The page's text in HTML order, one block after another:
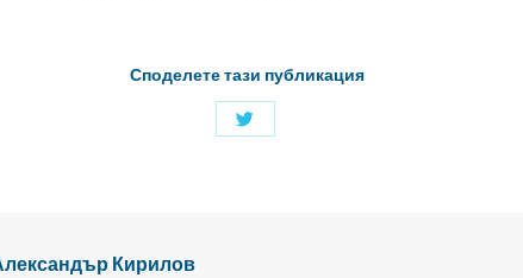
Споделете тази публикация
Кирилов